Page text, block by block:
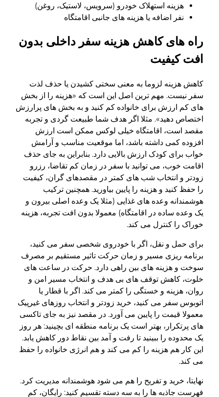
هزینه استهلاک خودرو (سرویس، لاستیک، روغن)
نفر اضافه یا هزینه های جانبی اقامتگاه
راه های کاهش هزینه سفر داخلی بدون
افت کیفیت
کاهش هزینه لزوما به معنی سختی کشیدن یا حذف لذت
سفر نیست. مهم ترین اصل این است که «هزینه را از بخش
های کم ارزش برای خانواده کم کنید و به بخش های پرارزش
اختصاص دهید». مثلا اگر هدف شما طبیعت گردی و تجربه
مقصد است، اقامتگاه خیلی لوکس ممکن است ارزش
افزوده کمی داشته باشد، اما موقعیت مناسب و آرامش
خواب برای کودک ارزش بالایی دارد. بنابراین به جای حذف
اقامت خوب، می توانید با سفر در زمان کم تقاضا، رزرو
زودتر و انتخاب شب های کمتر در مقصدهای گران، کیفیت
را حفظ کنید و هزینه را پایین بیاورید. همچنین ترکیب
هوشمندانه وعده های غذایی (مثلا یک وعده اصلی بیرون و
یک وعده ساده در اقامتگاه) معمولا بدون افت تجربه، هزینه
خوراک را کنترل می کند.
برای حمل و نقل، اگر با خودروی شخصی سفر می کنید،
برنامه ریزی مسیر و زمان حرکت تاثیر مستقیم بر مصرف
سوخت و هزینه های بین راهی دارد. حرکت در ساعت های
خلوت، کاهش توقف های بی هدف و انتخاب مسیر امن و
روان، هزینه و خستگی را کمتر می کند. اگر با قطار یا
اتوبوس سفر می کنید، خرید زودتر و انتخاب روزهای غیرپیک
معمولا قیمت را پایین می آورد. در مقصد نیز به جای تاکسی
های پرتکرار، بهتر است یک برنامه منطقه ای بچینید: هر روز
یک محدوده را ببینید تا رفت و آمد بین نقاط دور کاهش یابد.
این کار هم هزینه را کم می کند و هم انرژی خانواده را حفظ
می کند.
نهایتا، خرید و تفریح را هم می شود هوشمندانه مدیریت کرد.
فهرست جاذبه ها را به سه دسته تقسیم کنید: رایگان، کم